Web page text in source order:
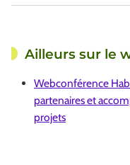
Ailleurs sur le
Webconférence
partenaires et
projets